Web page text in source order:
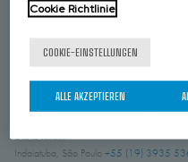
KANADA
USA
Amory, Mississippi+1 662 256 2227
BRASILIEN
Indaiatuba, São Paulo+55 (19) 3935
Cookie Richtlinie
COOKIE-EINSTELLUNGEN
ALLE AKZEPTIEREN